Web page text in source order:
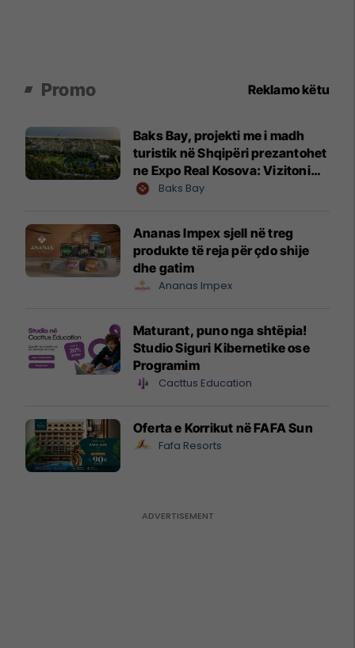
Promo Reklamo këtu
Baks Bay, projekti me i madh
turistik në Shqipëri prezantohet
ne Expo Real Kosova: Vizitoni
shtandin dhe zbuloni
Baks Bay
Ananas Impex sjell në treg
produkte të reja për çdo shije
dhe gatim
Ananas Impex
Maturant, puno nga shtëpia!
Studio Siguri Kibernetike ose
Programim
Cacttus Education
Oferta e Korrikut në FAFA Sun
Fafa Resorts